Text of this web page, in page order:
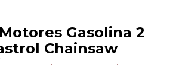
Gasolina 2
Chainsaw